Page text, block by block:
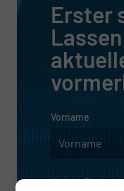
Erster
Vorname
Welche Region